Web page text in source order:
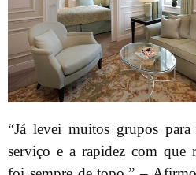
“Já levei muitos grupos
serviço e a rapidez com que